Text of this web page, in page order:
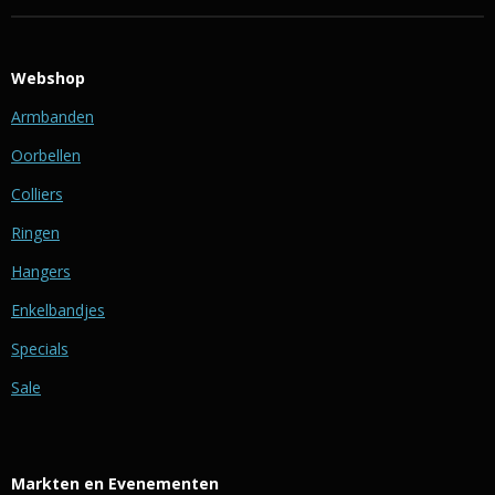
Webshop
Armbanden
Oorbellen
Colliers
Ringen
Hangers
Enkelbandjes
Specials
Sale
Markten en Evenementen